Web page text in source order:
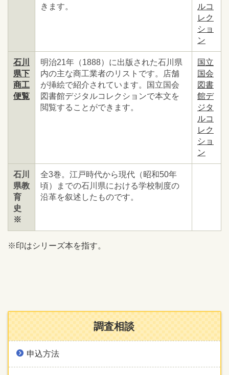
きます。
ルコ
レク
ショ
ン
石川
県下
商工
便覧
明治21年（1888）に出版された石川県
内の主な商工業者のリストです。店舗
が挿絵で紹介されています。国立国会
図書館デジタルコレクションで本文を
閲覧することができます。
国立
国会
図書
館デ
ジタ
ルコ
レク
ショ
ン
石川
県教
育
史
※
全3巻。江戸時代から現代（昭和50年
頃）までの石川県における学校制度の
沿革を叙述したものです。
※印はシリーズ本を指す。
調査相談
申込方法